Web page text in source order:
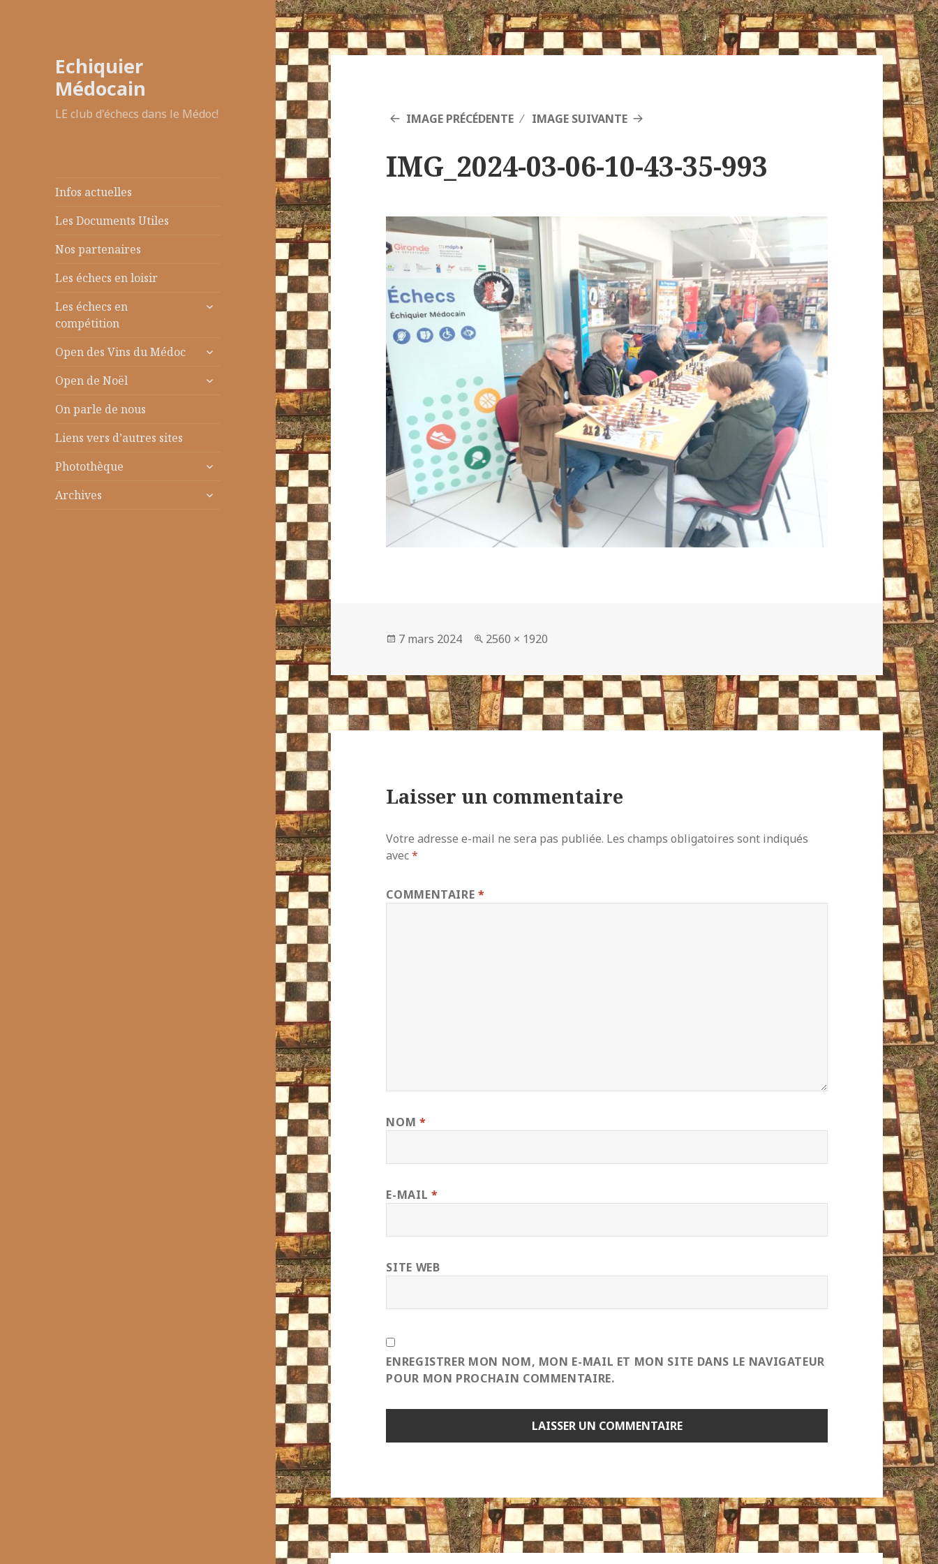
Echiquier
Médocain
LE club d'échecs dans le Médoc!
Infos actuelles
Les Documents Utiles
Nos partenaires
Les échecs en loisir
Les échecs en
compétition
ouvrir
menu
Open des Vins du Médoc
ouvrir
sous-
Open de Noël
ouvrir
On parle de nous
Liens vers d’autres sites
Photothèque
ouvrir
sous-
Archives
ouvrir
IMAGE PRÉCÉDENTE IMAGE SUIVANTE
IMG_2024-03-06-10-43-35-993
Publié
7 mars 2024
Taille
2560 × 1920
Laisser un commentaire
Votre adresse e-mail ne sera pas publiée. Les champs obligatoires sont indiqués
avec*
COMMENTAIRE*
NOM *
E-MAIL *
SITE WEB
ENREGISTRER MON NOM, MON E-MAIL ET MON SITE DANS LE NAVIGATEUR
POUR MON PROCHAIN COMMENTAIRE.